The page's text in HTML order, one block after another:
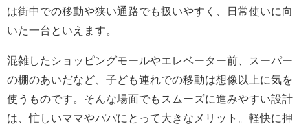
は街中での移動や狭い通路でも扱いやすく、日常使いに向
いた一台といえます。
混雑したショッピングモールやエレベーター前、スーパー
の棚のあいだなど、子ども連れでの移動は想像以上に気を
使うものです。そんな場面でもスムーズに進みやすい設計
は、忙しいママやパパにとって大きなメリット。軽快に押